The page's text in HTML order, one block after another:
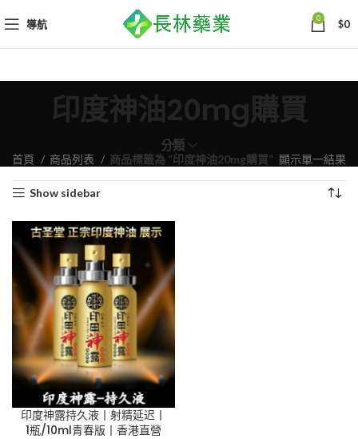
導航 0 $0
印度神油20mg購買
分類
首頁 商品列表 商品標籤為 “印度神油20mg購買” 顯示單一結果
Show sidebar
印度神露持久液丨射精延迟丨
1瓶/10ml青春版丨香港直營